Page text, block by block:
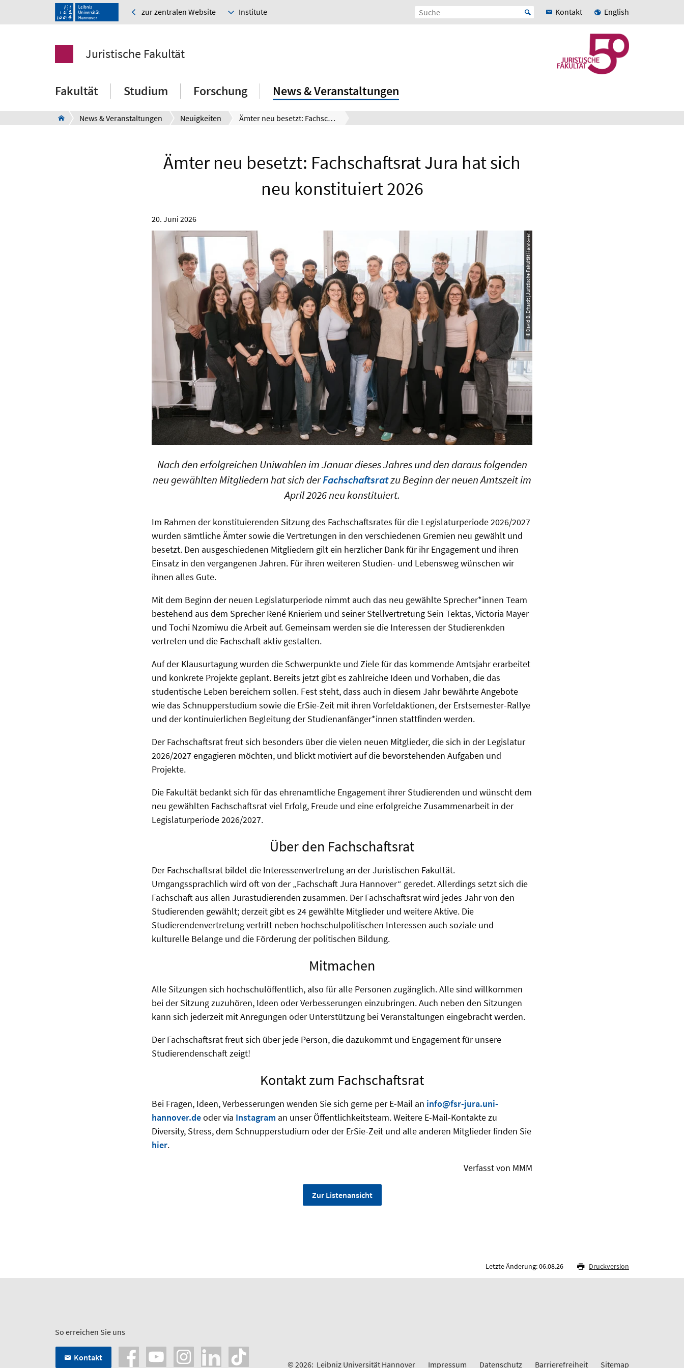
zur zentralen Website Institute Kontakt English
Juristische Fakultät
Fakultät Studium Forschung News & Veranstaltungen
News & Veranstaltungen Neuigkeiten Ämter neu besetzt: Fachschaftsrat Jura hat sich neu konstituiert 2026
Ämter neu besetzt: Fachschaftsrat Jura hat sich
neu konstituiert 2026
20. Juni 2026
© David B. Erhardt | Juristische Fakultät Hannover
Nach den erfolgreichen Uniwahlen im Januar dieses Jahres und den daraus folgenden
neu gewählten Mitgliedern hat sich derFachschaftsratzu Beginn der neuen Amtszeit im
April 2026 neu konstituiert.
Im Rahmen der konstituierenden Sitzung des Fachschaftsrates für die Legislaturperiode 2026/2027
wurden sämtliche Ämter sowie die Vertretungen in den verschiedenen Gremien neu gewählt und
besetzt. Den ausgeschiedenen Mitgliedern gilt ein herzlicher Dank für ihr Engagement und ihren
Einsatz in den vergangenen Jahren. Für ihren weiteren Studien- und Lebensweg wünschen wir
ihnen alles Gute.
Mit dem Beginn der neuen Legislaturperiode nimmt auch das neu gewählte Sprecher*innen Team
bestehend aus dem Sprecher René Knieriem und seiner Stellvertretung Sein Tektas, Victoria Mayer
und Tochi Nzomiwu die Arbeit auf. Gemeinsam werden sie die Interessen der Studierenkden
vertreten und die Fachschaft aktiv gestalten.
Auf der Klausurtagung wurden die Schwerpunkte und Ziele für das kommende Amtsjahr erarbeitet
und konkrete Projekte geplant. Bereits jetzt gibt es zahlreiche Ideen und Vorhaben, die das
studentische Leben bereichern sollen. Fest steht, dass auch in diesem Jahr bewährte Angebote
wie das Schnupperstudium sowie die ErSie-Zeit mit ihren Vorfeldaktionen, der Erstsemester-Rallye
und der kontinuierlichen Begleitung der Studienanfänger*innen stattfinden werden.
Der Fachschaftsrat freut sich besonders über die vielen neuen Mitglieder, die sich in der Legislatur
2026/2027 engagieren möchten, und blickt motiviert auf die bevorstehenden Aufgaben und
Projekte.
Die Fakultät bedankt sich für das ehrenamtliche Engagement ihrer Studierenden und wünscht dem
neu gewählten Fachschaftsrat viel Erfolg, Freude und eine erfolgreiche Zusammenarbeit in der
Legislaturperiode 2026/2027.
Über den Fachschaftsrat
Der Fachschaftsrat bildet die Interessenvertretung an der Juristischen Fakultät.
Umgangssprachlich wird oft von der „Fachschaft Jura Hannover“ geredet. Allerdings setzt sich die
Fachschaft aus allen Jurastudierenden zusammen. Der Fachschaftsrat wird jedes Jahr von den
Studierenden gewählt; derzeit gibt es 24 gewählte Mitglieder und weitere Aktive. Die
Studierendenvertretung vertritt neben hochschulpolitischen Interessen auch soziale und
kulturelle Belange und die Förderung der politischen Bildung.
Mitmachen
Alle Sitzungen sich hochschulöffentlich, also für alle Personen zugänglich. Alle sind willkommen
bei der Sitzung zuzuhören, Ideen oder Verbesserungen einzubringen. Auch neben den Sitzungen
kann sich jederzeit mit Anregungen oder Unterstützung bei Veranstaltungen eingebracht werden.
Der Fachschaftsrat freut sich über jede Person, die dazukommt und Engagement für unsere
Studierendenschaft zeigt!
Kontakt zum Fachschaftsrat
Bei Fragen, Ideen, Verbesserungen wenden Sie sich gerne per E-Mail an info@fsr-jura.uni-
hannover.deoder via Instagram an unser Öffentlichkeitsteam. Weitere E-Mail-Kontakte zu
Diversity, Stress, dem Schnupperstudium oder der ErSie-Zeit und alle anderen Mitglieder finden Sie
hier.
Verfasst von MMM
Zur Listenansicht
Letzte Änderung: 06.08.26 Druckversion
So erreichen Sie uns
Kontakt
© 2026: Leibniz Universität Hannover Impressum Datenschutz Barrierefreiheit Sitemap